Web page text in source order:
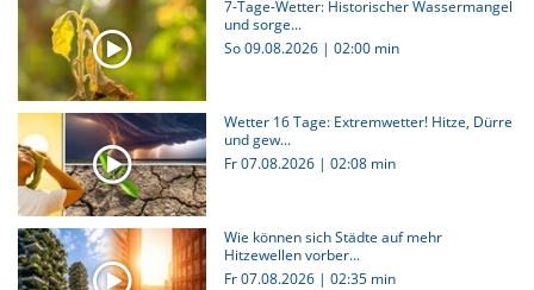
7-Tage-Wetter: Historischer Wassermangel
und sorge...
So 09.08.2026 | 02:00 min
Wetter 16 Tage: Extremwetter! Hitze, Dürre
und gew...
Fr 07.08.2026 | 02:08 min
Wie können sich Städte auf mehr
Hitzewellen vorber...
Fr 07.08.2026 | 02:35 min